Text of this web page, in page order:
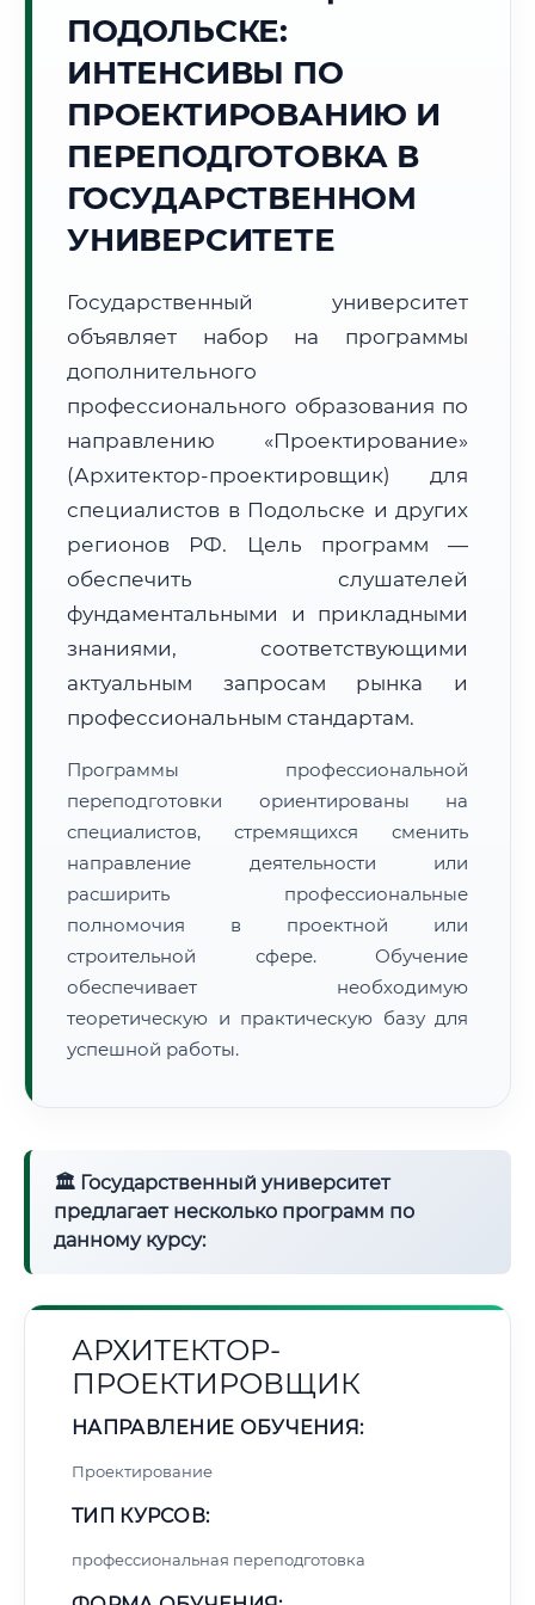
Точное местное время:
04:35:59
2026 г.
Погода в г. Подольск: ☀️ +14°C,Ясно
🌅 Восход: 04:53 🌇 Закат:20:16
Субъект:
Московская область
Часовой пояс:
Формат учебы:
Дистанционно
🗺️ Зона обслуживания: г. Подольск
• Маршрут транзита:~2 826 км
📜 Документы и аккредитация ФИС ФРДО
Нажмите на документ для увеличения и просмотра
ПОДОЛЬСКЕ:
ИНТЕНСИВЫ ПО
ПРОЕКТИРОВАНИЮ И
ПЕРЕПОДГОТОВКА В
ГОСУДАРСТВЕННОМ
УНИВЕРСИТЕТЕ
Государственный университет
объявляет набор на программы
дополнительного
профессионального образования по
направлению «Проектирование»
(Архитектор-проектировщик) для
специалистов в Подольске и других
регионов РФ. Цель программ —
обеспечить слушателей
фундаментальными и прикладными
знаниями, соответствующими
актуальным запросам рынка и
профессиональным стандартам.
Программы профессиональной
переподготовки ориентированы на
специалистов, стремящихся сменить
направление деятельности или
расширить профессиональные
полномочия в проектной или
строительной сфере. Обучение
обеспечивает необходимую
теоретическую и практическую базу для
успешной работы.
🏛 Государственный университет
предлагает несколько программ по
данному курсу:
АРХИТЕКТОР-
ПРОЕКТИРОВЩИК
НАПРАВЛЕНИЕ ОБУЧЕНИЯ:
Проектирование
ТИП КУРСОВ:
профессиональная переподготовка